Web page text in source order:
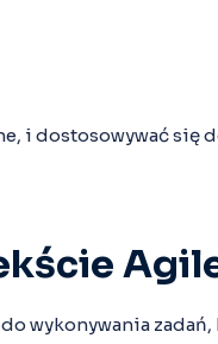
i dostosowywać się
wykonywania zadań,